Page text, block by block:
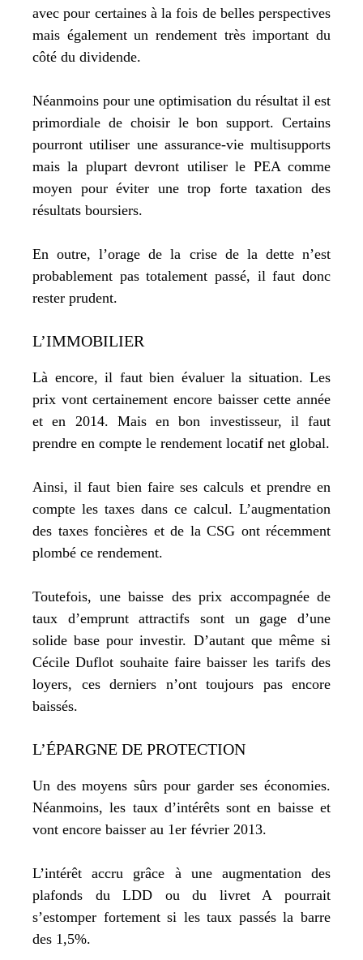
avec pour certaines à la fois de belles perspectives
mais également un rendement très important du
côté du dividende.
Néanmoins pour une optimisation du résultat il est
primordiale de choisir le bon support. Certains
pourront utiliser une assurance-vie multisupports
mais la plupart devront utiliser le PEA comme
moyen pour éviter une trop forte taxation des
résultats boursiers.
En outre, l’orage de la crise de la dette n’est
probablement pas totalement passé, il faut donc
rester prudent.
L’IMMOBILIER
Là encore, il faut bien évaluer la situation. Les
prix vont certainement encore baisser cette année
et en 2014. Mais en bon investisseur, il faut
prendre en compte le rendement locatif net global.
Ainsi, il faut bien faire ses calculs et prendre en
compte les taxes dans ce calcul. L’augmentation
des taxes foncières et de la CSG ont récemment
plombé ce rendement.
Toutefois, une baisse des prix accompagnée de
taux d’emprunt attractifs sont un gage d’une
solide base pour investir. D’autant que même si
Cécile Duflot souhaite faire baisser les tarifs des
loyers, ces derniers n’ont toujours pas encore
baissés.
L’ÉPARGNE DE PROTECTION
Un des moyens sûrs pour garder ses économies.
Néanmoins, les taux d’intérêts sont en baisse et
vont encore baisser au 1er février 2013.
L’intérêt accru grâce à une augmentation des
plafonds du LDD ou du livret A pourrait
s’estomper fortement si les taux passés la barre
des 1,5%.